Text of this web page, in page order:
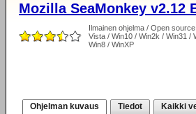
Mozilla SeaMonkey v2.12
Ilmainen ohjelma / Open source
Vista / Win10 / Win2k / Win31 /
Win8 / WinXP
Ohjelman kuvaus Tiedot Kaikki